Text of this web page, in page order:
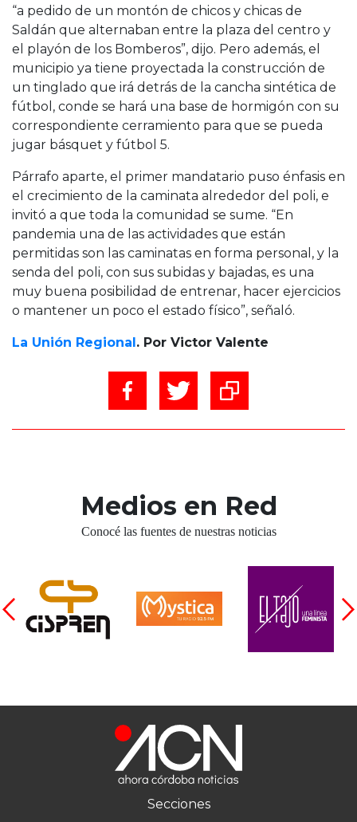
“a pedido de un montón de chicos y chicas de
Saldán que alternaban entre la plaza del centro y
el playón de los Bomberos”, dijo. Pero además, el
municipio ya tiene proyectada la construcción de
un tinglado que irá detrás de la cancha sintética de
fútbol, conde se hará una base de hormigón con su
correspondiente cerramiento para que se pueda
jugar básquet y fútbol 5.
Párrafo aparte, el primer mandatario puso énfasis en
el crecimiento de la caminata alrededor del poli, e
invitó a que toda la comunidad se sume. “En
pandemia una de las actividades que están
permitidas son las caminatas en forma personal, y la
senda del poli, con sus subidas y bajadas, es una
muy buena posibilidad de entrenar, hacer ejercicios
o mantener un poco el estado físico”, señaló.
La Unión Regional. Por Victor Valente
Medios en Red
Conocé las fuentes de nuestras noticias
Secciones